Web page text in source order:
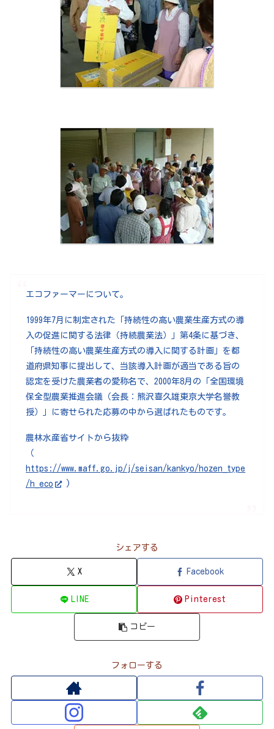
エコファーマーについて。
1999年7月に制定された「持続性の高い農業生産方式の導
入の促進に関する法律（持続農業法）」第4条に基づき、
「持続性の高い農業生産方式の導入に関する計画」を都
道府県知事に提出して、当該導入計画が適当である旨の
認定を受けた農業者の愛称名で、2000年8月の「全国環境
保全型農業推進会議（会長：熊沢喜久雄東京大学名誉教
授）」に寄せられた応募の中から選ばれたものです。
農林水産省サイトから抜粋
（
https://www.maff.go.jp/j/seisan/kankyo/hozen_type
/h_eco
)
シェアする
X Facebook
LINE Pinterest
コピー
フォローする